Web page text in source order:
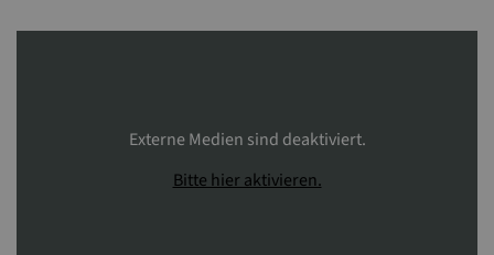
Externe Medien sind deaktiviert.
Bitte hier aktivieren.